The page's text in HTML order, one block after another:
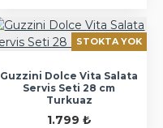
STOKTA YOK
Guzzini Dolce Vita Salata
Servis Seti 28 cm
Turkuaz
1.799 ₺